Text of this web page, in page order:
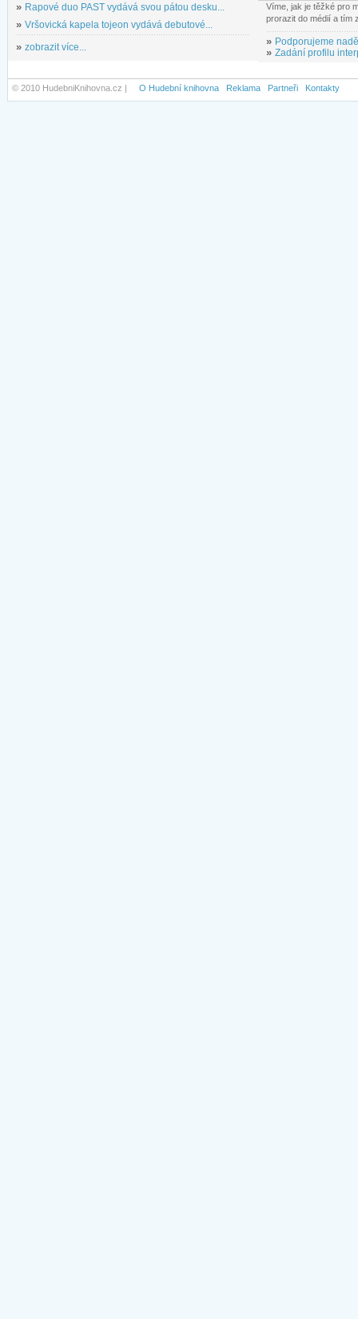
» Rapové duo PAST vydává svou pátou desku...
» Vršovická kapela tojeon vydává debutové...
» zobrazit více...
Víme, jak je těžké pro
prorazit do médií a tím
» Podporujeme
» Zadání profilu
© 2010 HudebniKnihovna.cz | O Hudební knihovna Reklama Partneři Kontakty